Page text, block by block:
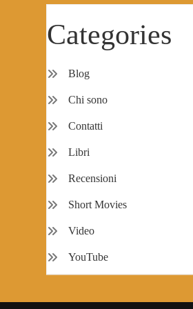
Categories
Blog
Chi sono
Contatti
Libri
Recensioni
Short Movies
Video
YouTube